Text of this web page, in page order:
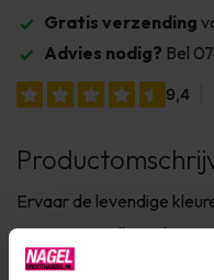
Gratis verzending
Advies nodig? Bel
Ervaar de levendige
CrystaLac collectie!
koraal en speels roze tot